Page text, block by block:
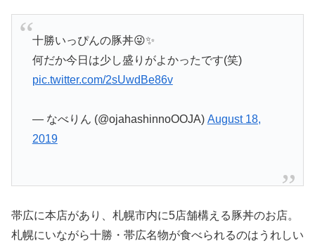
十勝いっぴんの豚丼😜✨
何だか今日は少し盛りがよかったです(笑)
pic.twitter.com/2sUwdBe86v
— なべりん (@ojahashinnoOOJA) August 18,
2019
帯広に本店があり、札幌市内に5店舗構える豚丼のお店。
札幌にいながら十勝・帯広名物が食べられるのはうれしい